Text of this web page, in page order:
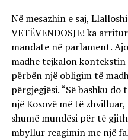
Në mesazhin e saj,
VETËVENDOSJE! ka
mandate në parlament.
madhe tejkalon
përbën një obligim të
përgjegjësi. “Së bashku
një Kosovë më të
shumë mundësi për të
mbyllur reagimin me një